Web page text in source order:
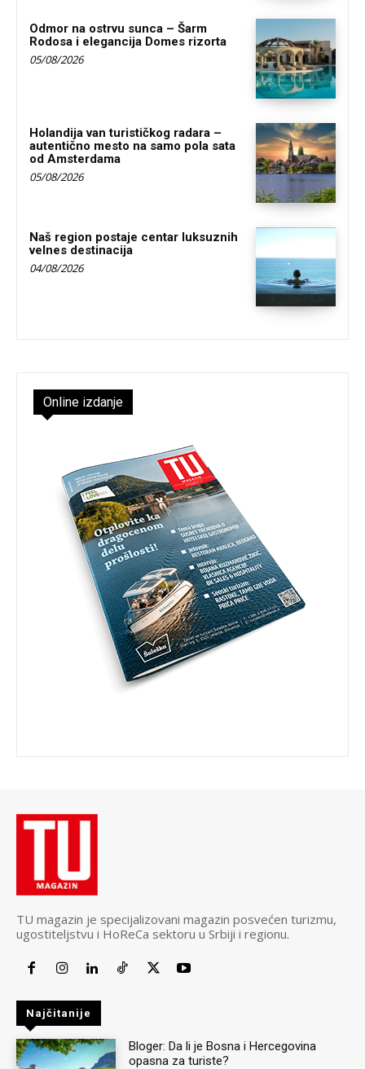
Odmor na ostrvu sunca – Šarm
Rodosa i elegancija Domes rizorta
05/08/2026
Holandija van turističkog radara –
autentično mesto na samo pola sata
od Amsterdama
05/08/2026
Naš region postaje centar luksuznih
velnes destinacija
04/08/2026
Online izdanje
TU magazin je specijalizovani magazin posvećen turizmu,
ugostiteljstvu i HoReCa sektoru u Srbiji i regionu.
Najčitanije
Bloger: Da li je Bosna i Hercegovina
opasna za turiste?